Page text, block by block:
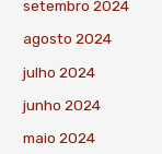
setembro 2024
agosto 2024
julho 2024
junho 2024
maio 2024